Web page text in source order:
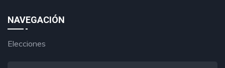
NAVEGACIÓN
Elecciones